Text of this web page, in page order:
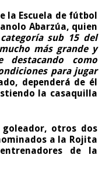
la Escuela de fútbol
Abarzúa, quien
sub 15 del
más grande y
como
para jugar
dependerá de él
la casaquilla
goleador, otros dos
a la Rojita
de la